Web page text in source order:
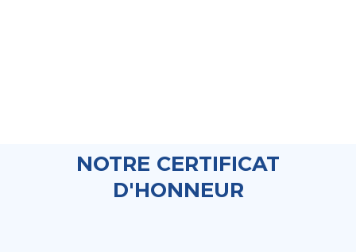
NOTRE CERTIFICAT
D'HONNEUR